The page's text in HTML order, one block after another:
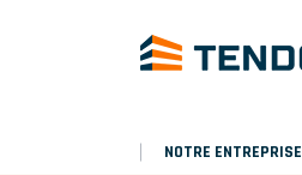
NOTRE ENTREPRISE